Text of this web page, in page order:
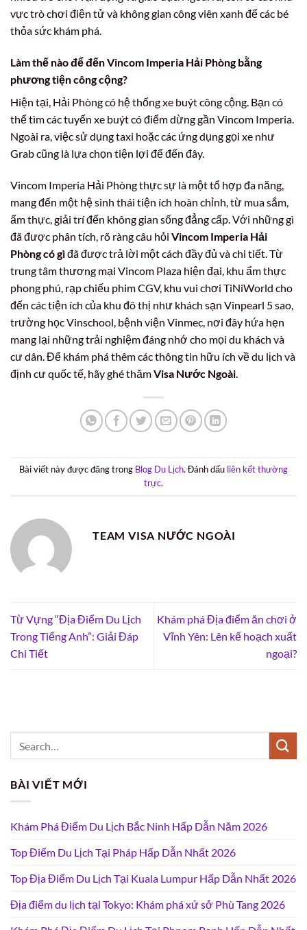
vực trò chơi điện tử và không gian công viên xanh để các bé
thỏa sức khám phá.
Làm thế nào để đến Vincom Imperia Hải Phòng bằng
phương tiện công cộng?
Hiện tại, Hải Phòng có hệ thống xe buýt công cộng. Bạn có
thể tìm các tuyến xe buýt có điểm dừng gần Vincom Imperia.
Ngoài ra, việc sử dụng taxi hoặc các ứng dụng gọi xe như
Grab cũng là lựa chọn tiện lợi để đến đây.
Vincom Imperia Hải Phòng thực sự là một tổ hợp đa năng,
mang đến một hệ sinh thái tiện ích hoàn chỉnh, từ mua sắm,
ẩm thực, giải trí đến không gian sống đẳng cấp. Với những gì
đã được phân tích, rõ ràng câu hỏi Vincom Imperia Hải
Phòng có gìđã được trả lời một cách đầy đủ và chi tiết. Từ
trung tâm thương mại Vincom Plaza hiện đại, khu ẩm thực
phong phú, rạp chiếu phim CGV, khu vui chơi TiNiWorld cho
đến các tiện ích của khu đô thị như khách sạn Vinpearl 5 sao,
trường học Vinschool, bệnh viện Vinmec, nơi đây hứa hẹn
mang lại những trải nghiệm đáng nhớ cho mọi du khách và
cư dân. Để khám phá thêm các thông tin hữu ích về du lịch và
định cư quốc tế, hãy ghé thămVisa Nước Ngoài
Bài viết này được đăng trong Blog Du Lịch. Đánh dấu liên kết thường
trực.
TEAM VISA NƯỚC NGOÀI
Từ Vựng “Địa Điểm Du Lịch
Trong Tiếng Anh”: Giải Đáp
Chi Tiết
Khám phá Địa điểm ăn chơi ở
Vĩnh Yên: Lên kế hoạch xuất
ngoại?
BÀI VIẾT MỚI
Khám Phá Điểm Du Lịch Bắc Ninh Hấp Dẫn Năm 2026
Top Điểm Du Lịch Tại Pháp Hấp Dẫn Nhất 2026
Top Địa Điểm Du Lịch Tại Kuala Lumpur Hấp Dẫn Nhất 2026
Địa điểm du lịch tại Tokyo: Khám phá xứ sở Phù Tang 2026